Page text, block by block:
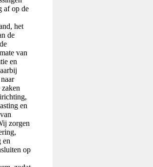
af op de
het
de
van
en
zaken
en
zorgen
en
op